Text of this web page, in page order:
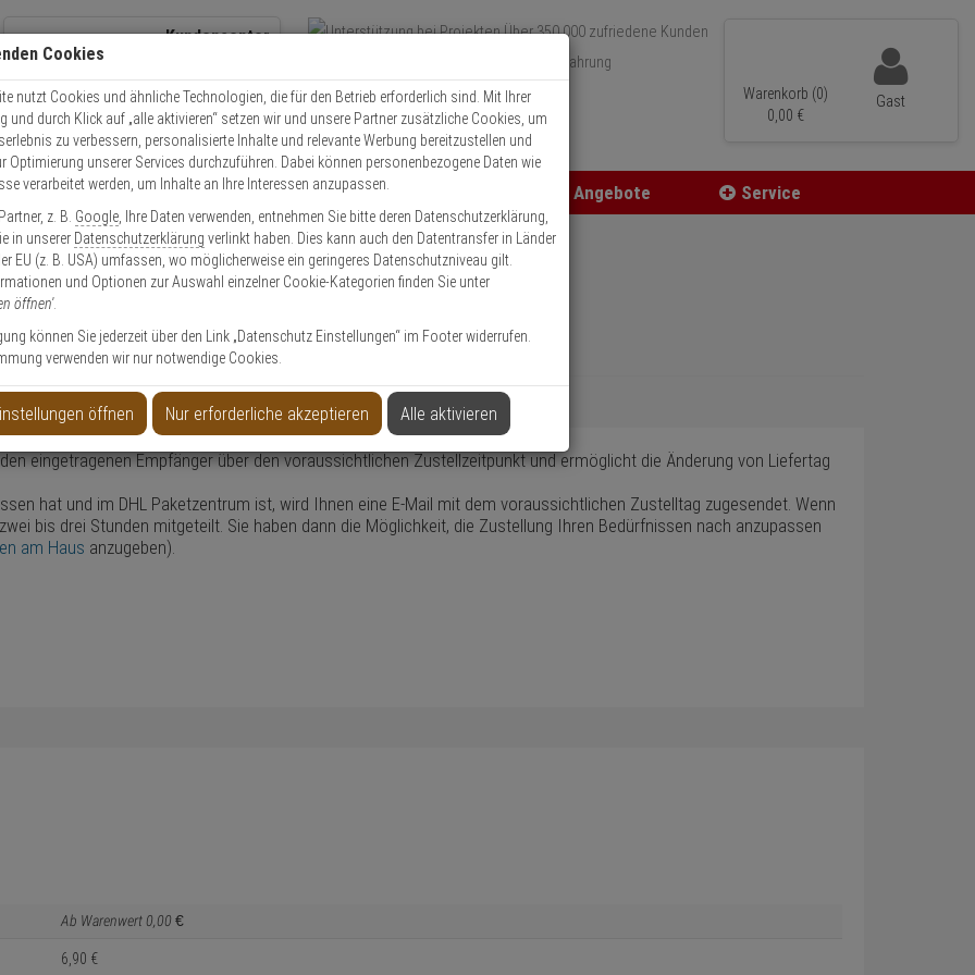
Kundencenter
Kontaktservice nutzen
Mo. - Do.: 8:00 - 16:30 Fr. 8:00 - 14:00 Uhr
Über 350.000 zufriedene Kunden
Über 15 Jahre Erfahrung
Schneller Versand
Warenkorb (0)
0, 00 €
Gast
Zutritt Einbruch Angebote Service
eingetragenen Empfänger über den voraussichtlichen Zustellzeitpunkt und ermöglicht die Änderung von Liefertag
hat und im DHL Paketzentrum ist, wird Ihnen eine E-Mail mit dem voraussichtlichen Zustelltag zugesendet. Wenn
bis drei Stunden mitgeteilt. Sie haben dann die Möglichkeit, die Zustellung Ihren Bedürfnissen nach anzupassen
am Haus anzugeben).
Ab Warenwert 0, 00 €
6, 90 €
Cookies
nutzt Cookies und ähnliche Technologien, die für den Betrieb erforderlich sind. Mit Ihrer
und durch Klick auf „alle aktivieren“ setzen wir und unsere Partner zusätzliche Cookies, um
zu verbessern, personalisierte Inhalte und relevante Werbung bereitzustellen und
Optimierung unserer Services durchzuführen. Dabei können personenbezogene Daten wie
verarbeitet werden, um Inhalte an Ihre Interessen anzupassen.
z. B. Google , Ihre Daten verwenden, entnehmen Sie bitte deren Datenschutzerklärung,
in unserer Datenschutzerklärung verlinkt haben. Dies kann auch den Datentransfer in Länder
EU (z. B. USA) umfassen, wo möglicherweise ein geringeres Datenschutzniveau gilt.
und Optionen zur Auswahl einzelner Cookie-Kategorien finden Sie unter
öffnen'.
können Sie jederzeit über den Link „Datenschutz Einstellungen“ im Footer widerrufen.
verwenden wir nur notwendige Cookies.
öffnen Nur erforderliche akzeptieren Alle aktivieren